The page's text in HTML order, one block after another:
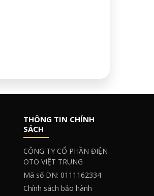
THÔNG TIN CHÍNH
SÁCH
CÔNG TY CỔ PHẦN ĐIỆN
OTO VIỆT TRUNG
Mã số DN: 0111162334
Chính sách bảo hành